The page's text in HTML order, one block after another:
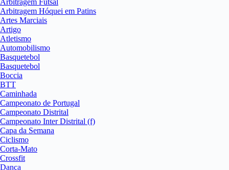
Arbitragem Futsal
Arbitragem Hóquei em Patins
Artes Marciais
Artigo
Atletismo
Automobilismo
Basquetebol
Basquetebol
Boccia
BTT
Caminhada
Campeonato de Portugal
Campeonato Distrital
Campeonato Inter Distrital (f)
Capa da Semana
Ciclismo
Corta-Mato
Crossfit
Dança